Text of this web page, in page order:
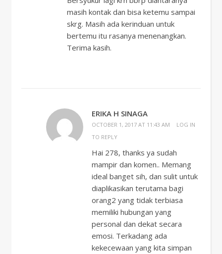
masih kontak dan bisa ketemu sampai
skrg. Masih ada kerinduan untuk
bertemu itu rasanya menenangkan.
Terima kasih.
ERIKA H SINAGA
OCTOBER 1, 2017 AT 11:43 AM
LOG IN
TO REPLY
Hai 278, thanks ya sudah
mampir dan komen.. Memang
ideal banget sih, dan sulit untuk
diaplikasikan terutama bagi
orang2 yang tidak terbiasa
memiliki hubungan yang
personal dan dekat secara
emosi. Terkadang ada
kekecewaan yang kita simpan